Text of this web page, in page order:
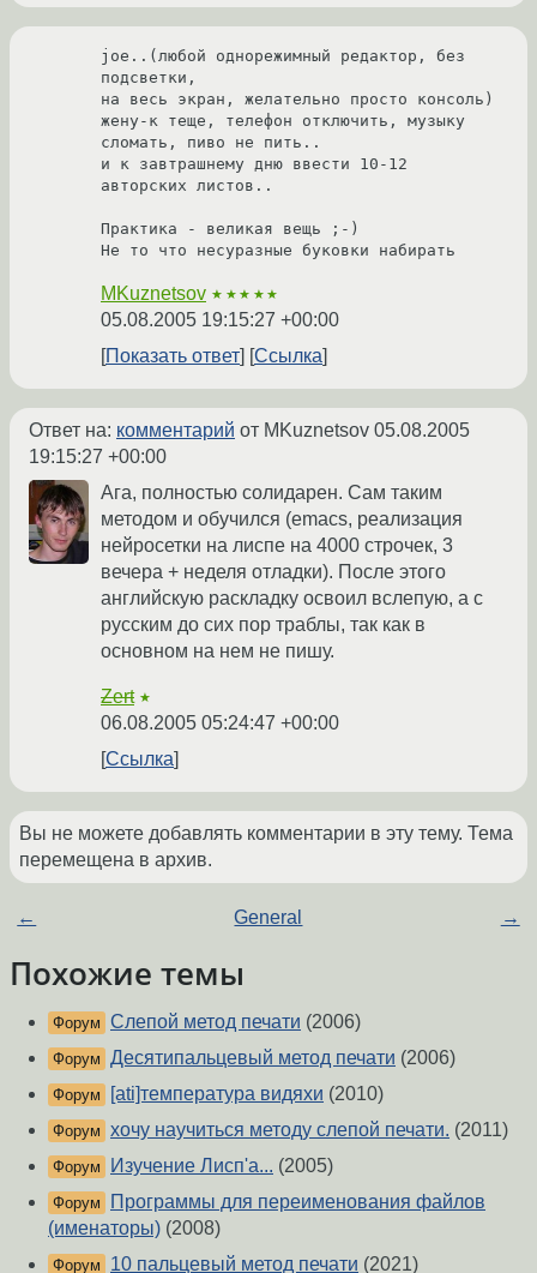
joe..(любой однорежимный редактор, без
подсветки,
на весь экран, желательно просто консоль)
жену-к теще, телефон отключить, музыку
сломать, пиво не пить..
и к завтрашнему дню ввести 10-12
авторских листов..
Практика - великая вещь ;-)
MKuznetsov ★★★★★
05.08.2005 19:15:27 +00:00
Показать ответ
Ссылка
Ответ на: комментарий от MKuznetsov 05.08.2005
19:15:27 +00:00
Ага, полностью солидарен. Сам таким
методом и обучился (emacs, реализация
нейросетки на лиспе на 4000 строчек, 3
вечера + неделя отладки). После этого
английскую раскладку освоил вслепую, а с
русским до сих пор траблы, так как в
основном на нем не пишу.
Zert ★
06.08.2005 05:24:47 +00:00
Ссылка
Вы не можете добавлять комментарии в эту тему. Тема
перемещена в архив.
← General →
Похожие темы
Форум Слепой метод печати (2006)
Форум Десятипальцевый метод печати (2006)
Форум [ati]температура видяхи (2010)
Форум хочу научиться методу слепой печати. (2011)
Форум Изучение Лисп'а... (2005)
Форум
Программы для переименования файлов
(именаторы) (2008)
Форум 10 пальцевый метод печати (2021)